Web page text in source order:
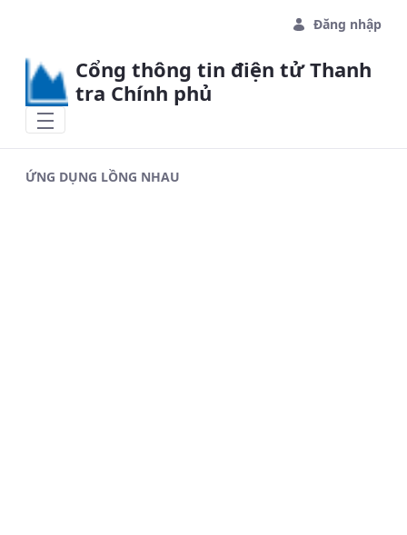
Đăng nhập
Cổng thông tin điện tử Thanh
tra Chính phủ
ỨNG DỤNG LỒNG NHAU